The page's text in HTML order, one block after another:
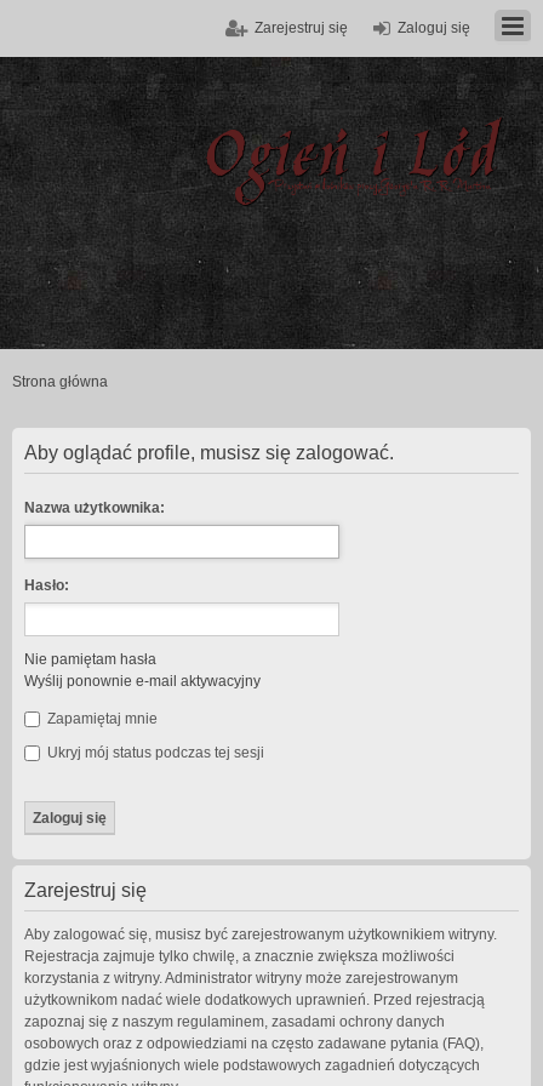
Zaloguj się
Zarejestruj się
Strona główna
Aby oglądać profile, musisz się zalogować.
Nazwa użytkownika:
Hasło:
Nie pamiętam hasła
Wyślij ponownie e-mail aktywacyjny
Zapamiętaj mnie
Ukryj mój status podczas tej sesji
Zarejestruj się
Aby zalogować się, musisz być zarejestrowanym użytkownikiem witryny.
Rejestracja zajmuje tylko chwilę, a znacznie zwiększa możliwości
korzystania z witryny. Administrator witryny może zarejestrowanym
użytkownikom nadać wiele dodatkowych uprawnień. Przed rejestracją
zapoznaj się z naszym regulaminem, zasadami ochrony danych
osobowych oraz z odpowiedziami na często zadawane pytania (FAQ),
gdzie jest wyjaśnionych wiele podstawowych zagadnień dotyczących